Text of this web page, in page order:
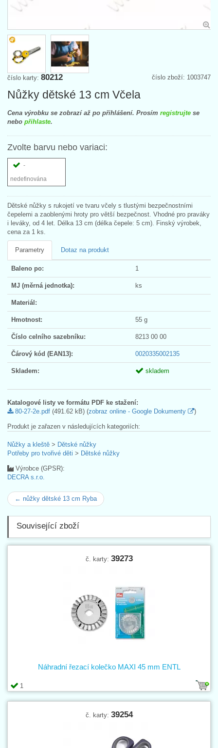
číslo zboží: 1003747
číslo karty: 80212
Nůžky dětské 13 cm Včela
Cena výrobku se zobrazí až po přihlášení. Prosím registrujte se
nebo přihlaste.
Zvolte barvu nebo variaci:
-
nedefinována
Dětské nůžky s rukojetí ve tvaru včely s tlustými bezpečnostními
čepelemi a zaoblenými hroty pro větší bezpečnost. Vhodné pro praváky
i leváky, od 4 let. Délka 13 cm (délka čepele: 5 cm). Finský výrobek,
cena za 1 ks.
Parametry Dotaz na produkt
Baleno po: 1
MJ (měrná jednotka): ks
Materiál:
Hmotnost: 55 g
Číslo celního sazebníku: 8213 00 00
Čárový kód (EAN13): 0020335002135
Skladem: skladem
Katalogové listy ve formátu PDF ke stažení:
80-27-2e.pdf (491.62 kB) (zobraz online - Google Dokumenty )
Produkt je zařazen v následujících kategoriích:
Nůžky a kleště > Dětské nůžky
Potřeby pro tvořivé děti > Dětské nůžky
Výrobce (GPSR):
DECRA s.r.o.
← nůžky dětské 13 cm Ryba
Související zboží
č. karty: 39273
1
Náhradní řezací kolečko MAXI 45 mm ENTL
č. karty: 39254